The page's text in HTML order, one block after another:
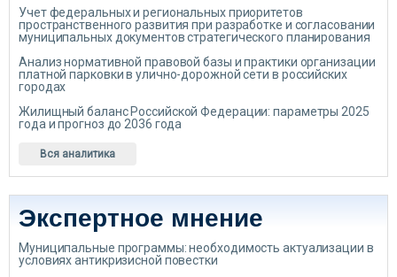
Учет федеральных и региональных приоритетов
пространственного развития при разработке и согласовании
муниципальных документов стратегического планирования
Анализ нормативной правовой базы и практики организации
платной парковки в улично-дорожной сети в российских
городах
Жилищный баланс Российской Федерации: параметры 2025
года и прогноз до 2036 года
Вся аналитика
Экспертное мнение
Муниципальные программы: необходимость актуализации в
условиях антикризисной повестки